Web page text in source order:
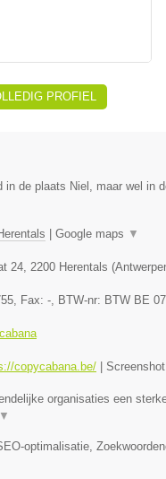
PROFIEL
in de plaats Niel, maar wel in
Google maps ▼
24, 2200 Herentals (
, Fax: -, BTW-nr: BTW BE
copycabana.be/ Screenshot
organisaties een
▼
optimalisatie,